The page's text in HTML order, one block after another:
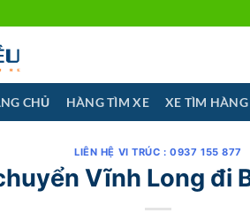
CHỦ HÀNG TÌM XE XE TÌM HÀNG
LIÊN HỆ VI TRÚC : 0937 155 877
Vĩnh Long đi